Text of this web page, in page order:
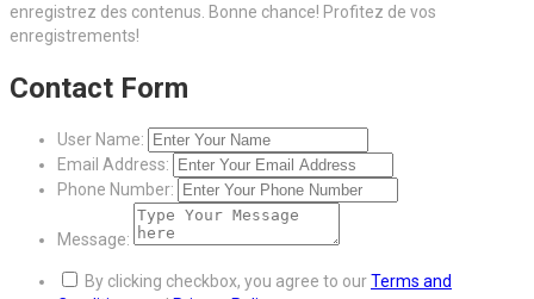
enregistrez des contenus. Bonne chance! Profitez de vos
enregistrements!
Contact Form
User Name:
Email Address:
Phone Number:
Message:
By clicking checkbox, you agree to ourTerms and